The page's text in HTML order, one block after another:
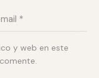
y web en este